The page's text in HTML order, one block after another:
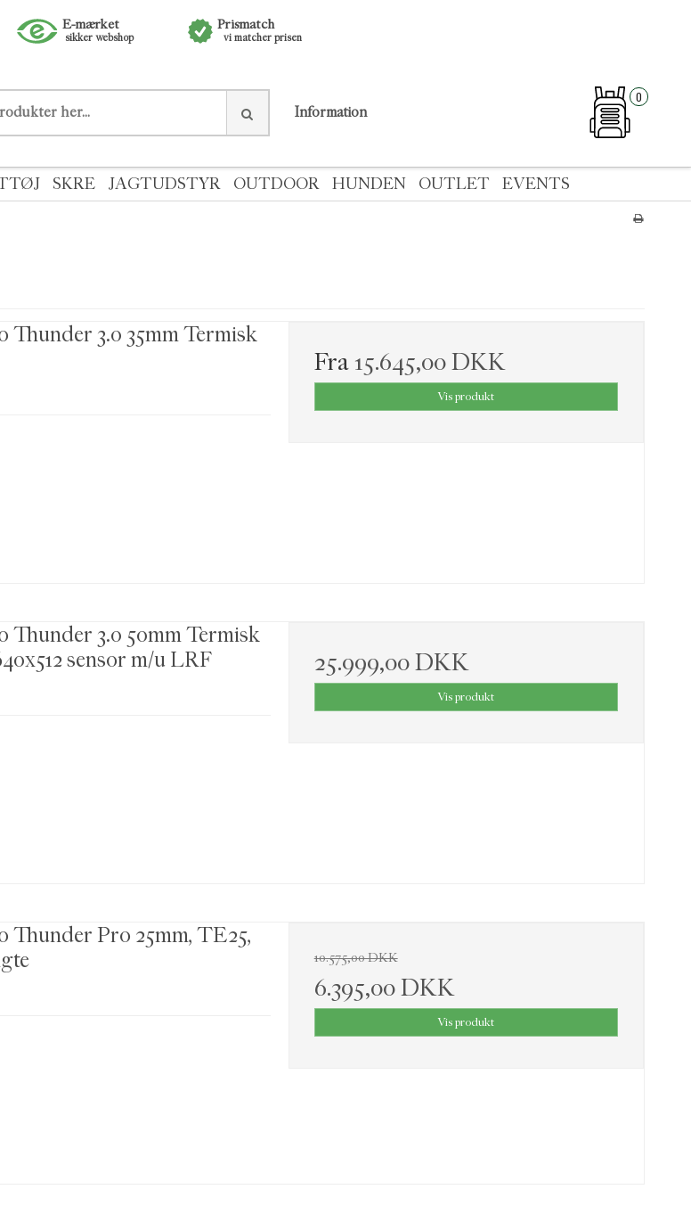
E-mærket
sikker webshop
Prismatch
vi matcher prisen
Information
0
SKRE JAGTUDSTYR OUTDOOR HUNDEN OUTLET EVENTS
3.0 35mm Termisk
Fra 15.645,00 DKK
Vis produkt
3.0 50mm Termisk
sensor m/u LRF
25.999,00 DKK
Vis produkt
Pro 25mm, TE25,
10.575,00 DKK
6.395,00 DKK
Vis produkt